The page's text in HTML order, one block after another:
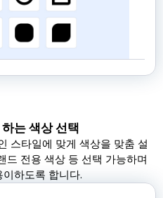
는 색상 선택
스타일에 맞게 색상을 맞춤 설
드 전용 색상 등 선택 가능하며
하도록 합니다.